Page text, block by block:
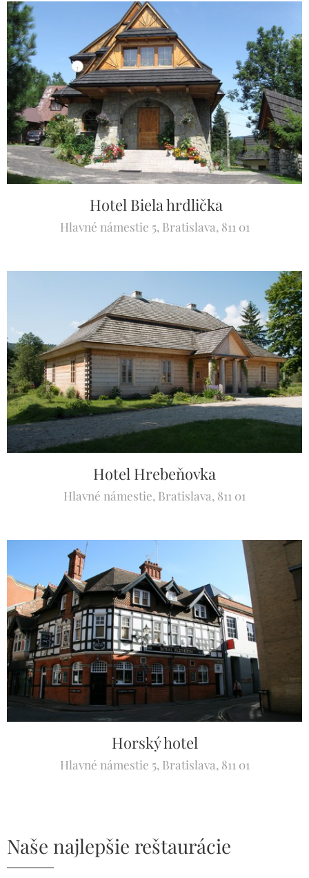
Hotel Biela hrdlička
Hlavné námestie 5, Bratislava, 811 01
Hotel Hrebeňovka
Hlavné námestie, Bratislava, 811 01
Horský hotel
Hlavné námestie 5, Bratislava, 811 01
Naše najlepšie reštaurácie